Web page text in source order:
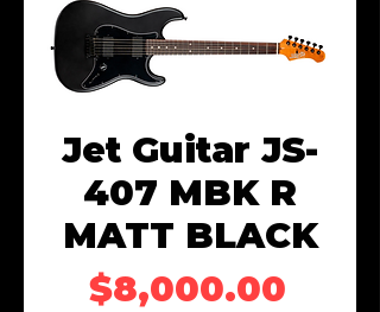
Jet Guitar JS-
407 MBK R
MATT BLACK
$8,000.00